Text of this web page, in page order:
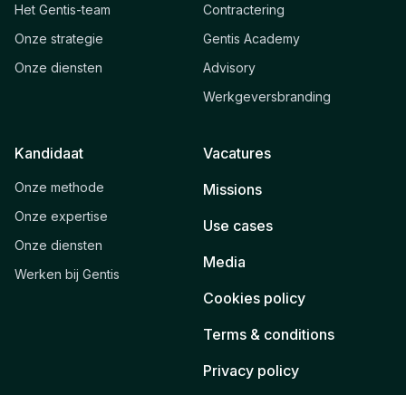
Het Gentis-team
Onze strategie
Onze diensten
Contractering
Gentis Academy
Advisory
Werkgeversbranding
Kandidaat
Onze methode
Onze expertise
Onze diensten
Werken bij Gentis
Vacatures
Missions
Use cases
Media
Cookies policy
Terms & conditions
Privacy policy